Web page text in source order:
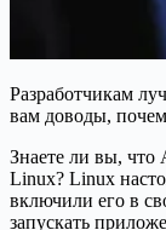
Разработчикам
вам доводы,
Знаете ли вы, что
Linux? Linux
включили его в
запускать